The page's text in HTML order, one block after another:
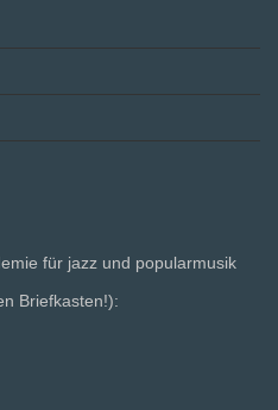
für jazz und popularmusik
Briefkasten!):